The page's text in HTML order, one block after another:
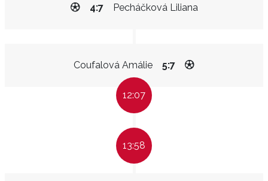
Pecháčková Liliana
4:7
Coufalová Amálie 5:7
12:07
13:58